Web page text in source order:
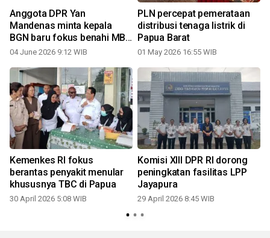
Anggota DPR Yan
Mandenas minta kepala
BGN baru fokus benahi MBG
Papua
04 June 2026 9:12 WIB
PLN percepat pemerataan
distribusi tenaga listrik di
Papua Barat
01 May 2026 16:55 WIB
Kemenkes RI fokus
berantas penyakit menular
khususnya TBC di Papua
30 April 2026 5:08 WIB
Komisi XIII DPR RI dorong
peningkatan fasilitas LPP
Jayapura
29 April 2026 8:45 WIB